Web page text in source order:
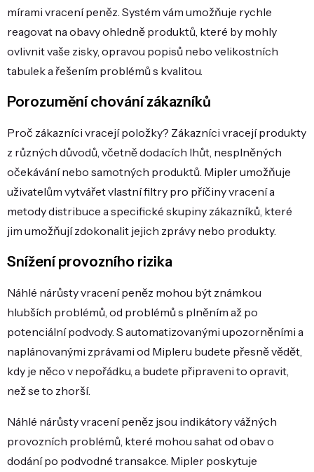
mírami vracení peněz. Systém vám umožňuje rychle
reagovat na obavy ohledně produktů, které by mohly
ovlivnit vaše zisky, opravou popisů nebo velikostních
tabulek a řešením problémů s kvalitou.
Porozumění chování zákazníků
Proč zákazníci vracejí položky? Zákazníci vracejí produkty
z různých důvodů, včetně dodacích lhůt, nesplněných
očekávání nebo samotných produktů. Mipler umožňuje
uživatelům vytvářet vlastní filtry pro příčiny vracení a
metody distribuce a specifické skupiny zákazníků, které
jim umožňují zdokonalit jejich zprávy nebo produkty.
Snížení provozního rizika
Náhlé nárůsty vracení peněz mohou být známkou
hlubších problémů, od problémů s plněním až po
potenciální podvody. S automatizovanými upozorněními a
naplánovanými zprávami od Mipleru budete přesně vědět,
kdy je něco v nepořádku, a budete připraveni to opravit,
než se to zhorší.
Náhlé nárůsty vracení peněz jsou indikátory vážných
provozních problémů, které mohou sahat od obav o
dodání po podvodné transakce. Mipler poskytuje